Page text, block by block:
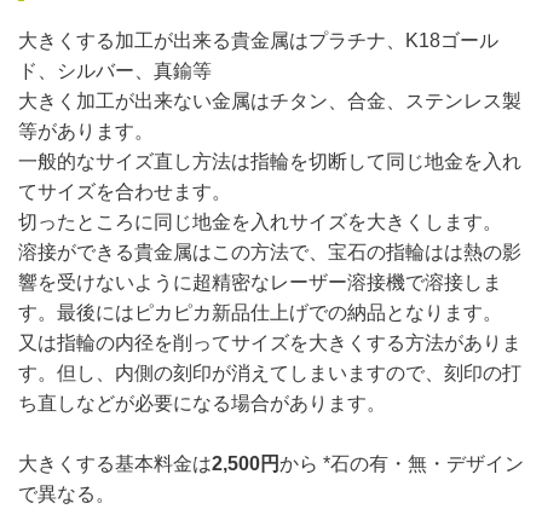
大きくする加工が出来る貴金属はプラチナ、K18ゴール
ド、シルバー、真鍮等
大きく加工が出来ない金属はチタン、合金、ステンレス製
等があります。
一般的なサイズ直し方法は指輪を切断して同じ地金を入れ
てサイズを合わせます。
切ったところに同じ地金を入れサイズを大きくします。
溶接ができる貴金属はこの方法で、宝石の指輪はは熱の影
響を受けないように超精密なレーザー溶接機で溶接しま
す。最後にはピカピカ新品仕上げでの納品となります。
又は指輪の内径を削ってサイズを大きくする方法がありま
す。但し、内側の刻印が消えてしまいますので、刻印の打
ち直しなどが必要になる場合があります。
大きくする基本料金は2,500円から *石の有・無・デザイン
で異なる。